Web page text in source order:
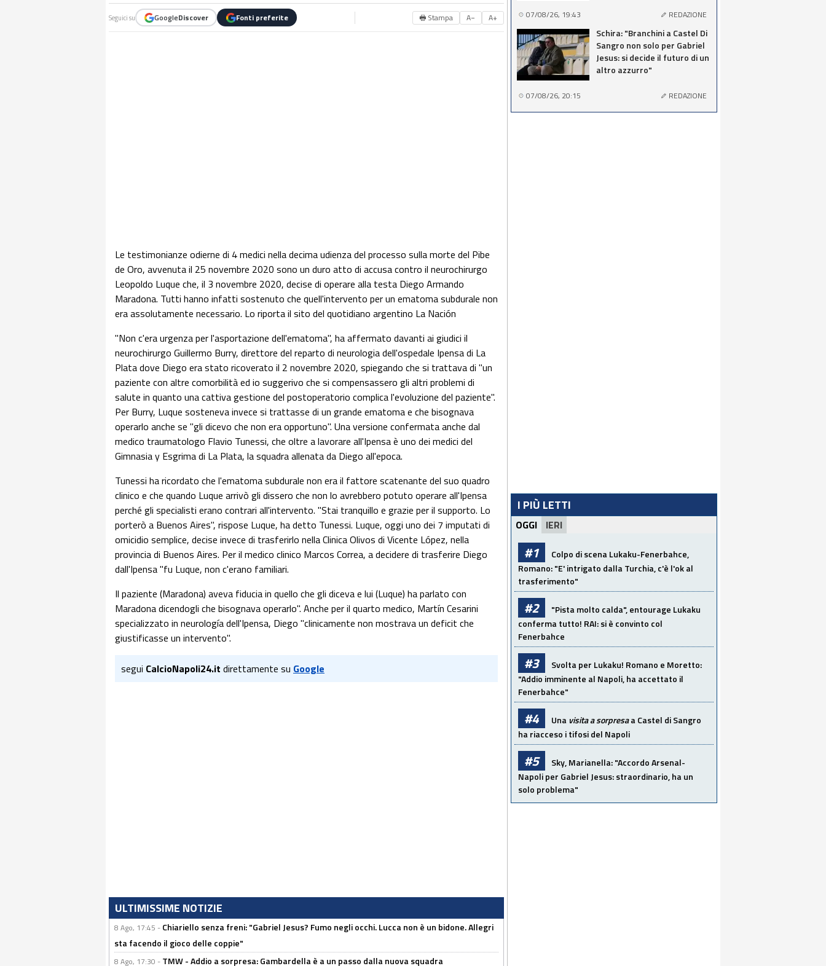
Seguici su GoogleDiscover Fonti preferite 🖶 Stampa A− A+
Le testimonianze odierne di 4 medici nella decima udienza del processo sulla morte del Pibe
de Oro, avvenuta il 25 novembre 2020 sono un duro atto di accusa contro il neurochirurgo
Leopoldo Luque che, il 3 novembre 2020, decise di operare alla testa Diego Armando
Maradona. Tutti hanno infatti sostenuto che quell'intervento per un ematoma subdurale non
era assolutamente necessario. Lo riporta il sito del quotidiano argentino La Nación
"Non c'era urgenza per l'asportazione dell'ematoma", ha affermato davanti ai giudici il
neurochirurgo Guillermo Burry, direttore del reparto di neurologia dell'ospedale Ipensa di La
Plata dove Diego era stato ricoverato il 2 novembre 2020, spiegando che si trattava di "un
paziente con altre comorbilità ed io suggerivo che si compensassero gli altri problemi di
salute in quanto una cattiva gestione del postoperatorio complica l'evoluzione del paziente".
Per Burry, Luque sosteneva invece si trattasse di un grande ematoma e che bisognava
operarlo anche se "gli dicevo che non era opportuno". Una versione confermata anche dal
medico traumatologo Flavio Tunessi, che oltre a lavorare all'Ipensa è uno dei medici del
Gimnasia y Esgrima di La Plata, la squadra allenata da Diego all'epoca.
Tunessi ha ricordato che l'ematoma subdurale non era il fattore scatenante del suo quadro
clinico e che quando Luque arrivò gli dissero che non lo avrebbero potuto operare all'Ipensa
perché gli specialisti erano contrari all'intervento. "Stai tranquillo e grazie per il supporto. Lo
porterò a Buenos Aires", rispose Luque, ha detto Tunessi. Luque, oggi uno dei 7 imputati di
omicidio semplice, decise invece di trasferirlo nella Clinica Olivos di Vicente López, nella
provincia di Buenos Aires. Per il medico clinico Marcos Correa, a decidere di trasferire Diego
dall'Ipensa "fu Luque, non c'erano familiari.
Il paziente (Maradona) aveva fiducia in quello che gli diceva e lui (Luque) ha parlato con
Maradona dicendogli che bisognava operarlo". Anche per il quarto medico, Martín Cesarini
specializzato in neurología dell'Ipensa, Diego "clinicamente non mostrava un deficit che
giustificasse un intervento".
segui CalcioNapoli24.it direttamente su Google
ULTIMISSIME NOTIZIE
8 Ago, 17:45 - Chiariello senza freni: "Gabriel Jesus? Fumo negli occhi. Lucca non è un bidone. Allegri
sta facendo il gioco delle coppie"
8 Ago, 17:30 - TMW - Addio a sorpresa: Gambardella è a un passo dalla nuova squadra
07/08/26, 19:43 REDAZIONE
Schira: "Branchini a Castel Di
Sangro non solo per Gabriel
Jesus: si decide il futuro di un
altro azzurro"
07/08/26, 20:15 REDAZIONE
I PIÙ LETTI
OGGI IERI
#1
Colpo di scena Lukaku-Fenerbahce,
Romano: "E' intrigato dalla Turchia, c'è l'ok al
trasferimento"
#2
"Pista molto calda", entourage Lukaku
conferma tutto! RAI: si è convinto col
Fenerbahce
#3
Svolta per Lukaku! Romano e Moretto:
"Addio imminente al Napoli, ha accettato il
Fenerbahce"
#4 Una visita a sorpresaa Castel di Sangro
ha riacceso i tifosi del Napoli
#5
Sky, Marianella: "Accordo Arsenal-
Napoli per Gabriel Jesus: straordinario, ha un
solo problema"